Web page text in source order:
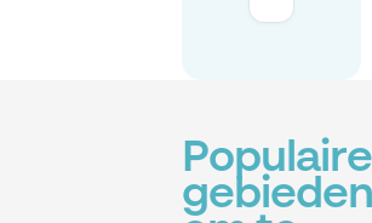
Populaire
gebieden